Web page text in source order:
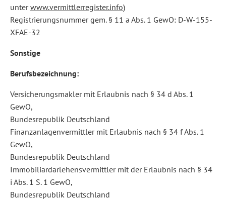
unterwww.vermittlerregister.info)
Registrierungsnummer gem. § 11 a Abs. 1 GewO: D-W-155-
XFAE-32
Sonstige
Berufsbezeichnung:
Versicherungsmakler mit Erlaubnis nach § 34 d Abs. 1
GewO,
Bundesrepublik Deutschland
Finanzanlagenvermittler mit Erlaubnis nach § 34 f Abs. 1
GewO,
Bundesrepublik Deutschland
Immobiliardarlehensvermittler mit der Erlaubnis nach § 34
i Abs. 1 S. 1 GewO,
Bundesrepublik Deutschland